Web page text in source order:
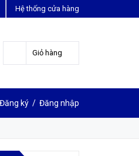
Hệ thống cửa hàng
Giỏ hàng
Đăng ký / Đăng nhập
HÀNG